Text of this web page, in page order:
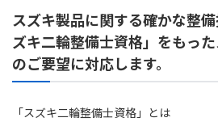
スズキ製品に関する確かな整
ズキ二輪整備士資格」をもっ
のご要望に対応します。
「スズキ二輪整備士資格」とは